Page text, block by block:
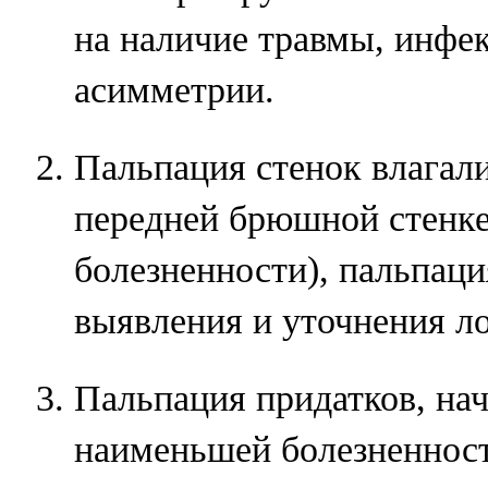
на наличие травмы,
асимметрии.
Пальпация стенок
передней брюшной
болезненности),
выявления и уточнения
Пальпация придатков,
наименьшей